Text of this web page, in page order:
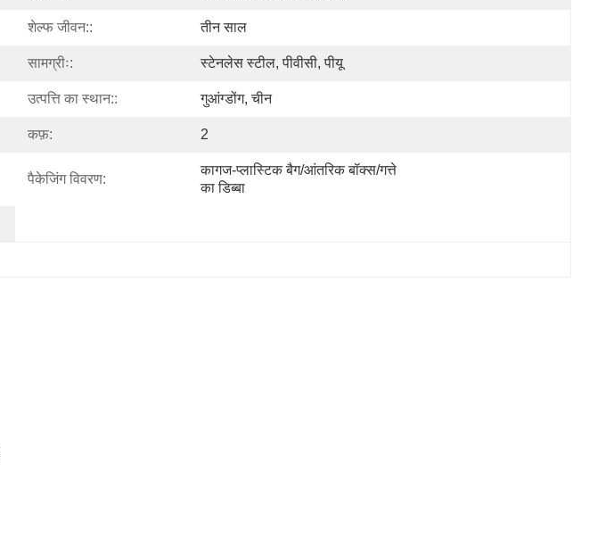
शेल्फ जीवन:: तीन साल
सामग्रीः: स्टेनलेस स्टील, पीवीसी, पीयू
उत्पत्ति का स्थान:: गुआंग्डोंग, चीन
कफ़: 2
पैकेजिंग विवरण:
कागज-प्लास्टिक बैग/आंतरिक बॉक्स/गत्ते
का डिब्बा